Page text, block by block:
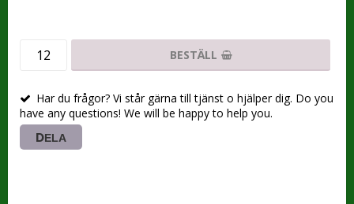
BESTÄLL
Har du frågor? Vi står gärna till tjänst o hjälper dig. Do you
have any questions! We will be happy to help you.
DELA